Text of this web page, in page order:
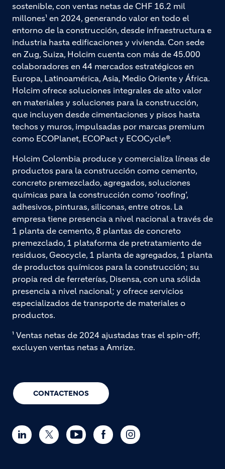
CONTACTENOS
sostenible, con ventas netas de CHF 16.2 mil
millones¹ en 2024, generando valor en todo el
entorno de la construcción, desde infraestructura e
industria hasta edificaciones y vivienda. Con sede
en Zug, Suiza, Holcim cuenta con más de 45.000
colaboradores en 44 mercados estratégicos en
Europa, Latinoamérica, Asia, Medio Oriente y África.
Holcim ofrece soluciones integrales de alto valor
en materiales y soluciones para la construcción,
que incluyen desde cimentaciones y pisos hasta
techos y muros, impulsadas por marcas premium
como ECOPlanet, ECOPact y ECOCycle®.
Holcim Colombia produce y comercializa líneas de
productos para la construcción como cemento,
concreto premezclado, agregados, soluciones
químicas para la construcción como ‘roofing’,
adhesivos, pinturas, siliconas, entre otros. La
empresa tiene presencia a nivel nacional a través de
1 planta de cemento, 8 plantas de concreto
premezclado, 1 plataforma de pretratamiento de
residuos, Geocycle, 1 planta de agregados, 1 planta
de productos químicos para la construcción; su
propia red de ferreterías, Disensa, con una sólida
presencia a nivel nacional; y ofrece servicios
especializados de transporte de materiales o
productos.
¹ Ventas netas de 2024 ajustadas tras el spin-off;
excluyen ventas netas a Amrize.